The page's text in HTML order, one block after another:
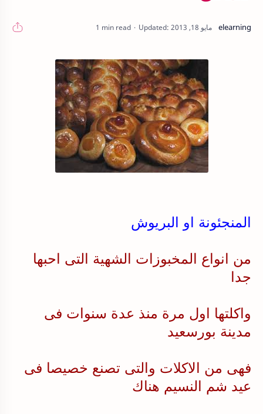
1 min read
المنجئونة او البريوش
من انواع المخبوزات الشهية التى احبها
جدا
واكلتها اول مرة منذ عدة سنوات فى
مدينة بورسعيد
فهى من الاكلات والتى تصنع خصيصا فى
عيد شم النسيم هناك